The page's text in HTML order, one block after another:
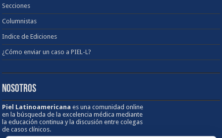
Secciones
Columnistas
Indice de Ediciones
¿Cómo enviar un caso a PIEL-L?
NOSOTROS
Piel Latinoamericanaes una comunidad online
en la búsqueda de la excelencia médica mediante
la educación continua y la discusión entre colegas
de casos clínicos.